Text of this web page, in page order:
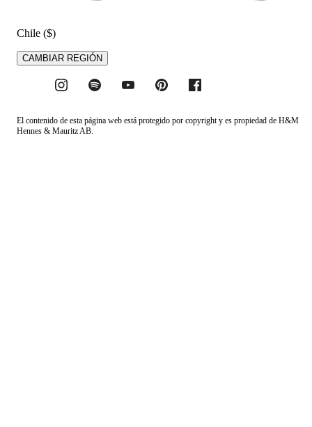
Chile ($)
CAMBIAR REGIÓN
El contenido de esta página web está protegido por copyright y es propiedad de H&M
Hennes & Mauritz AB.